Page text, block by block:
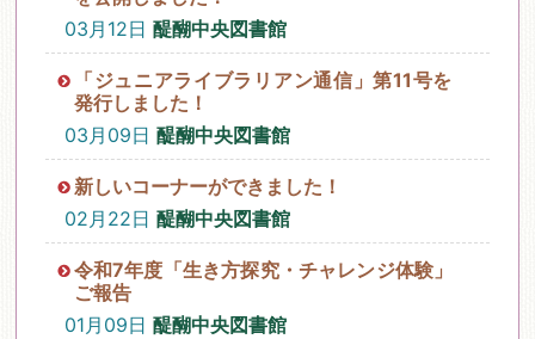
03月12日 醍醐中央図書館
「ジュニアライブラリアン通信」第11号を
発行しました！
03月09日 醍醐中央図書館
新しいコーナーができました！
02月22日 醍醐中央図書館
令和7年度「生き方探究・チャレンジ体験」
ご報告
01月09日 醍醐中央図書館